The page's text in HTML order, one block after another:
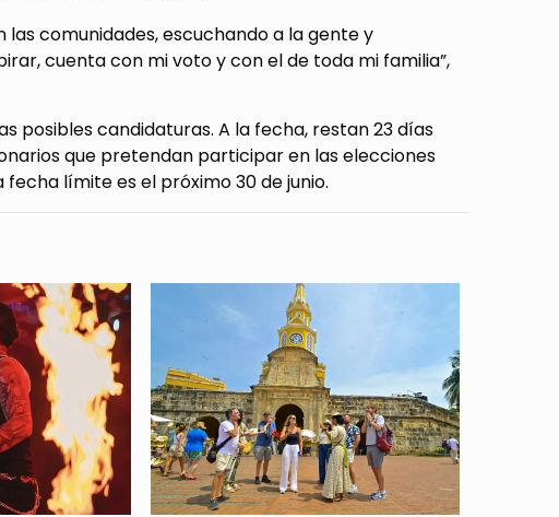
las comunidades, escuchando a la gente y
cuenta con mi voto y con el de toda mi familia”,
posibles candidaturas. A la fecha, restan 23 días
que pretendan participar en las elecciones
límite es el próximo 30 de junio.